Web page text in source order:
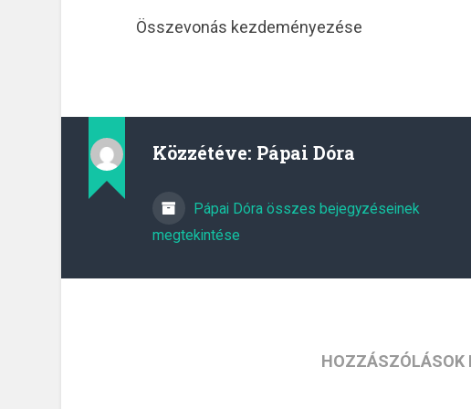
Összevonás kezdeményezése
Közzétéve: Pápai Dóra
Pápai Dóra összes bejegyzéseinek
megtekintése
HOZZÁSZÓLÁSOK